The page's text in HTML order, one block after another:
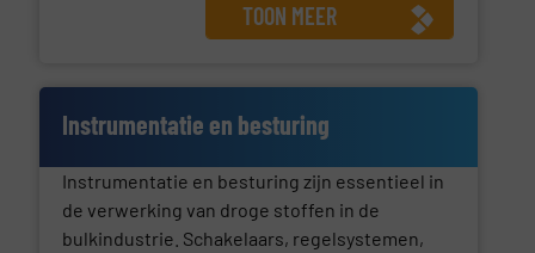
TOON MEER
Instrumentatie en besturing
Instrumentatie en besturing zijn essentieel in
de verwerking van droge stoffen in de
bulkindustrie. Schakelaars, regelsystemen,